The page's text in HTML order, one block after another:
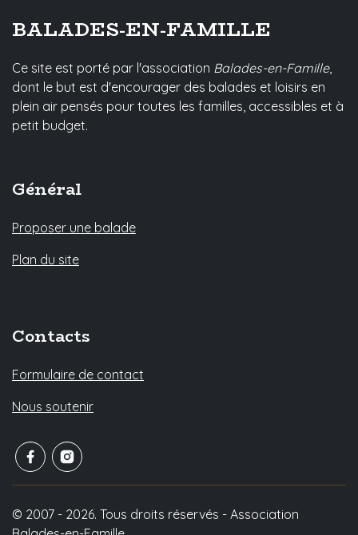
BALADES-EN-FAMILLE
Ce site est porté par l'association Balades-en-Famille,
dont le but est d'encourager des balades et loisirs en
plein air pensés pour toutes les familles, accessibles et à
petit budget.
Général
Proposer une balade
Plan du site
Contacts
Formulaire de contact
Nous soutenir
© 2007 - 2026. Tous droits réservés - Association